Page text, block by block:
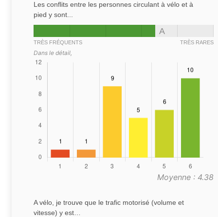
Les conflits entre les personnes circulant à vélo et à
pied y sont...
A
TRÈS FRÉQUENTS TRÈS RARES
Dans le détail,
Moyenne : 4.38
A vélo, je trouve que le trafic motorisé (volume et
vitesse) y est…